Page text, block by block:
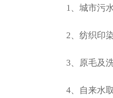
1、城市污水
2、纺织印染
3、原毛及洗
4、自来水取